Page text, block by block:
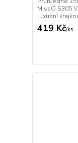
MissO S305
luxusní
419 Kč/ks